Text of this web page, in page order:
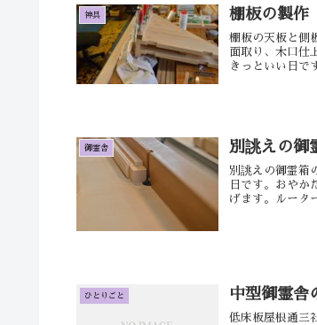
神具 棚板の製作
棚板の天板と側
面取り、木口仕
きっといい日で
御霊舎 別誂えの御
別誂えの御霊箱
日です。おやか
げます。ルータ
ひとりごと 中型御霊舎
低床板屋根通三